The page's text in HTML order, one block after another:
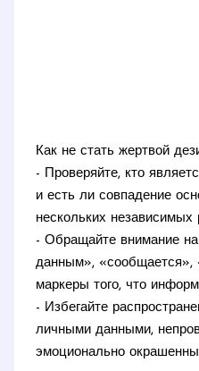
Как не стать жертвой
- Проверяйте, кто
и есть ли совпадение
нескольких независимых
- Обращайте внимание
данным», «сообщается»,
маркеры того, что
- Избегайте
личными данными,
эмоционально